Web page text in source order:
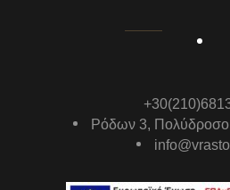
Ρόδων 3, Πολύδροσο